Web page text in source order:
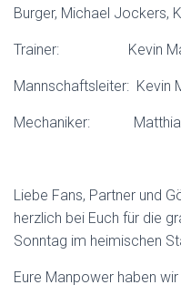
Burger, Michael Jockers,
Trainer: Kevin
Mannschaftsleiter: Kevin
Mechaniker: Matthias
Liebe Fans, Partner und
herzlich bei Euch für die
Sonntag im heimischen
Eure Manpower haben